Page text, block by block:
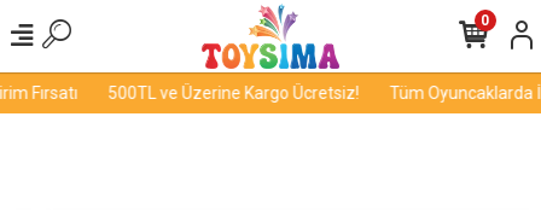
Fırsatı 500TL ve Üzerine Kargo Ücretsiz! Tüm Oyuncaklarda
0